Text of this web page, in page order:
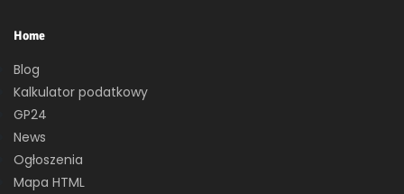
Home
Blog
Kalkulator podatkowy
GP24
News
Ogłoszenia
Mapa HTML